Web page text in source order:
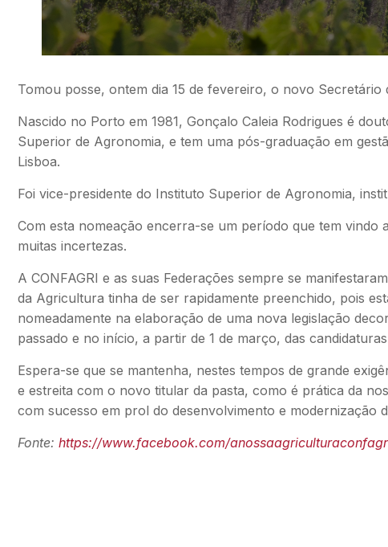
Tomou posse, ontem dia 15 de fevereiro, o novo
Nascido no Porto em 1981, Gonçalo Caleia Rodrigues é
Superior de Agronomia, e tem uma pós-graduação em
Lisboa.
Foi vice-presidente do Instituto Superior de Agronomia,
Com esta nomeação encerra-se um período que tem vindo
muitas incertezas.
A CONFAGRI e as suas Federações sempre se
da Agricultura tinha de ser rapidamente preenchido, pois
nomeadamente na elaboração de uma nova legislação
passado e no início, a partir de 1 de março, das
Espera-se que se mantenha, nestes tempos de grande
e estreita com o novo titular da pasta, como é prática da
com sucesso em prol do desenvolvimento e modernização
Fonte: https://www.facebook.com/